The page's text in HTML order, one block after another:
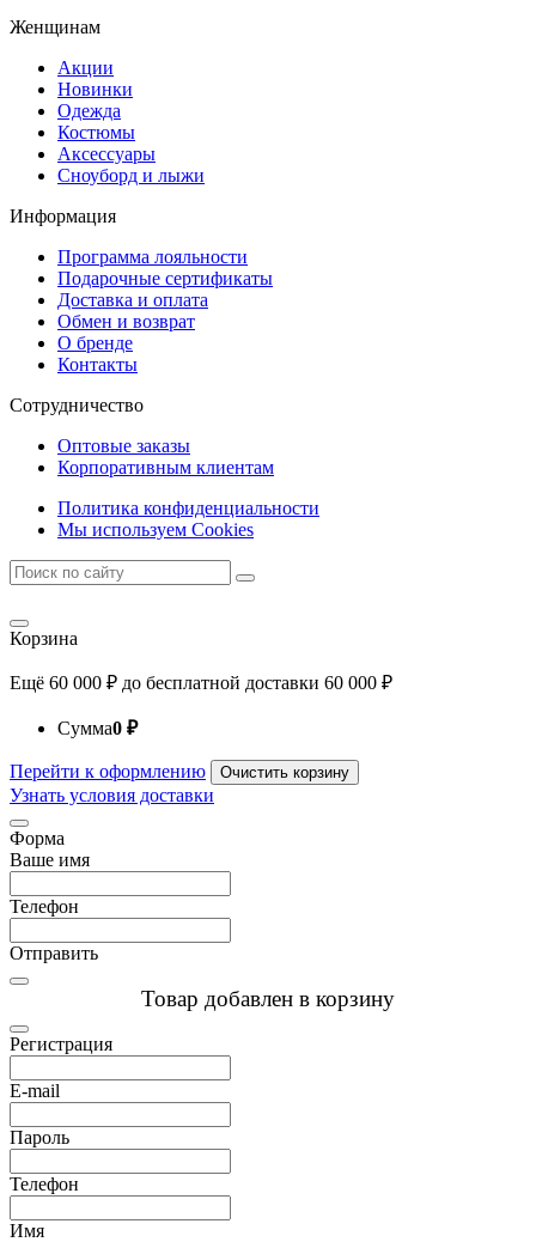
Женщинам
Акции
Новинки
Одежда
Костюмы
Аксессуары
Сноуборд и лыжи
Информация
Программа лояльности
Подарочные сертификаты
Доставка и оплата
Обмен и возврат
О бренде
Контакты
Сотрудничество
Оптовые заказы
Корпоративным клиентам
Политика конфиденциальности
Мы используем Cookies
Корзина
Ещё 60 000 ₽ до бесплатной доставки 60 000 ₽
Сумма0 ₽
Перейти к оформлению Очистить корзину
Узнать условия доставки
Форма
Ваше имя
Телефон
Отправить
Товар добавлен в корзину
Регистрация
E-mail
Пароль
Телефон
Имя